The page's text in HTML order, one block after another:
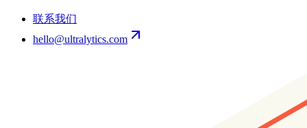
联系我们
hello@ultralytics.com